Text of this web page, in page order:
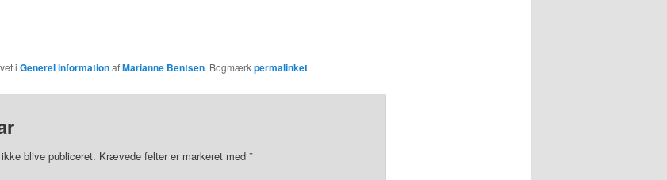
i Generel informationafMarianne Bentsen. Bogmærkpermalinket.
blive publiceret. Krævede felter er markeret med *